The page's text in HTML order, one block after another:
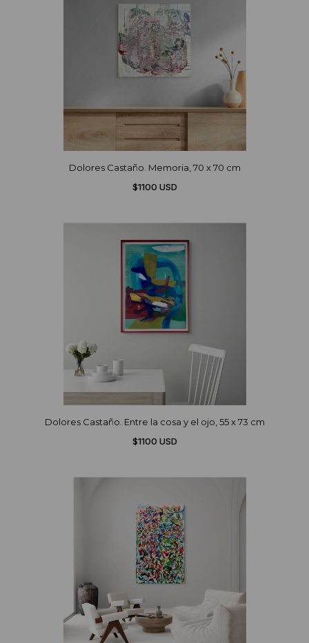
Dolores Castaño. Memoria, 70 x 70 cm
$1100 USD
Dolores Castaño. Entre la cosa y el ojo, 55 x 73 cm
$1100 USD